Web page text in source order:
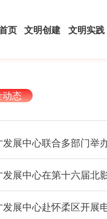
页 文明创建 文明实践
态
展中心联合多部门举
展中心在第十六届北
展中心赴怀柔区开展